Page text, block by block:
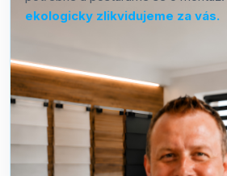
ekologicky zlikvidujeme za vás.